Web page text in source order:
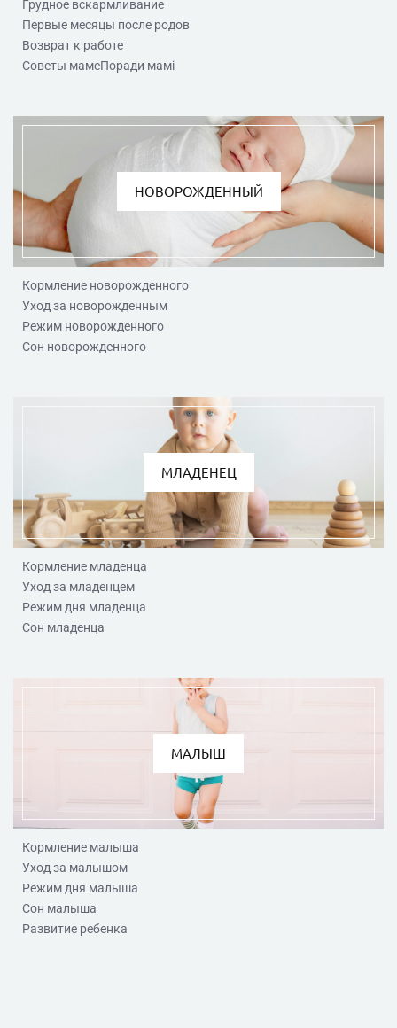
Грудное вскармливание
Первые месяцы после родов
Возврат к работе
Советы мамеПоради мамі
НОВОРОЖДЕННЫЙ
Кормление новорожденного
Уход за новорожденным
Режим новорожденного
Сон новорожденного
МЛАДЕНЕЦ
Кормление младенца
Уход за младенцем
Режим дня младенца
Сон младенца
МАЛЫШ
Кормление малыша
Уход за малышом
Режим дня малыша
Сон малыша
Развитие ребенка